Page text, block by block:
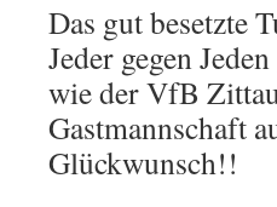
Das gut besetzte
Jeder gegen
wie der VfB
Gastmannschaft
Glückwunsch!!